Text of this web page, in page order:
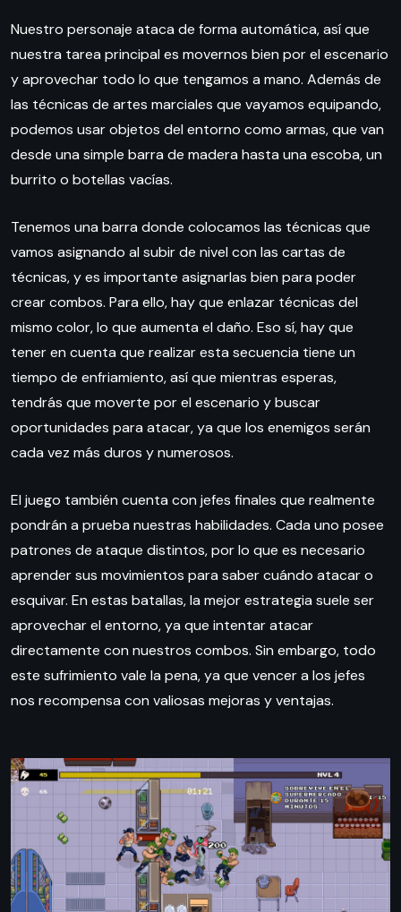
Nuestro personaje ataca de forma automática, así que
nuestra tarea principal es movernos bien por el escenario
y aprovechar todo lo que tengamos a mano. Además de
las técnicas de artes marciales que vayamos equipando,
podemos usar objetos del entorno como armas, que van
desde una simple barra de madera hasta una escoba, un
burrito o botellas vacías.
Tenemos una barra donde colocamos las técnicas que
vamos asignando al subir de nivel con las cartas de
técnicas, y es importante asignarlas bien para poder
crear combos. Para ello, hay que enlazar técnicas del
mismo color, lo que aumenta el daño. Eso sí, hay que
tener en cuenta que realizar esta secuencia tiene un
tiempo de enfriamiento, así que mientras esperas,
tendrás que moverte por el escenario y buscar
oportunidades para atacar, ya que los enemigos serán
cada vez más duros y numerosos.
El juego también cuenta con jefes finales que realmente
pondrán a prueba nuestras habilidades. Cada uno posee
patrones de ataque distintos, por lo que es necesario
aprender sus movimientos para saber cuándo atacar o
esquivar. En estas batallas, la mejor estrategia suele ser
aprovechar el entorno, ya que intentar atacar
directamente con nuestros combos. Sin embargo, todo
este sufrimiento vale la pena, ya que vencer a los jefes
nos recompensa con valiosas mejoras y ventajas.